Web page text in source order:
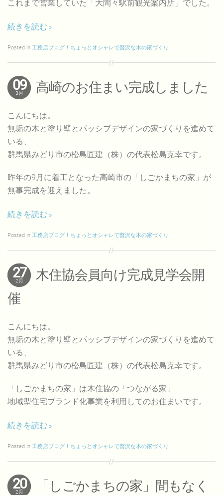
これまで営業していた「大間々駅前観光案内所」でした。
続きを読む
Posted in 工務店ブログ！ちょっとオシャレで贅沢な木の家づくり
09
3月 高崎のお住まい完成しました
こんにちは。
無垢の木と塗り壁とパッシブデザインの家づくりを進めて
いる、
群馬県みどり市の松島匠建（株）の代表松島克幸です。
昨年の9月に着工となった高崎市の「しごかまちの家」が
無事完成を迎えました。
続きを読む
Posted in 工務店ブログ！ちょっとオシャレで贅沢な木の家づくり
27
2月
木住協会員向け完成見学会開
催
こんにちは。
無垢の木と塗り壁とパッシブデザインの家づくりを進めて
いる、
群馬県みどり市の松島匠建（株）の代表松島克幸です。
「しごかまちの家」は木住協の「つながる家」
地域型住宅ブランド化事業を利用してのお住まいです。
続きを読む
Posted in 工務店ブログ！ちょっとオシャレで贅沢な木の家づくり
20
2月
「しごかまちの家」間もなく